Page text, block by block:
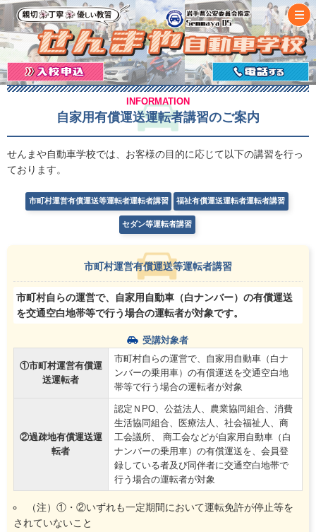
INFORMATION
自家用有償運送運転者講習のご案内
せんまや自動車学校では、お客様の目的に応じて以下の講習を行っ
ております。
市町村運営有償運送等運転者運転者講習 福祉有償運送運転者運転者講習
セダン等運転者講習
市町村運営有償運送等運転者講習
市町村自らの運営で、自家用自動車（白ナンバー）の有償運送
を交通空白地帯等で行う場合の運転者が対象です。
受講対象者
①市町村運営有償運
送運転者
市町村自らの運営で、自家用自動車（白ナ
ンバーの乗用車）の有償運送を交通空白地
帯等で行う場合の運転者が対象
②過疎地有償運送運
転者
認定ＮPO、公益法人、農業協同組合、消費
生活協同組合、医療法人、社会福祉人、商
工会議所、 商工会などが自家用自動車（白
ナンバーの乗用車）の有償運送を、会員登
録している者及び同伴者に交通空白地帯で
行う場合の運転者が対象
（注）①・②いずれも一定期間において運転免許が停止等を
されていないこと